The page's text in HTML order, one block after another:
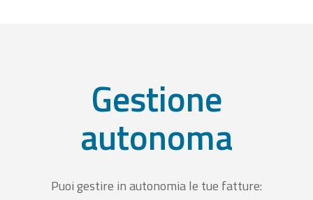
Gestione
autonoma
Puoi gestire in autonomia le tue fatture: